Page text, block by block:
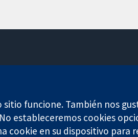
funcione. También nos
estableceremos cookies
cookie en su dispositivo para